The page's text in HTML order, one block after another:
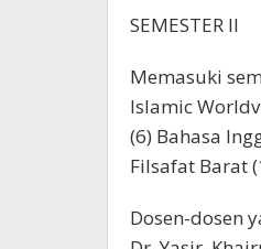
SEMESTER II
Memasuki
Islamic
(6) Bahasa
Filsafat Barat
Dosen-dosen